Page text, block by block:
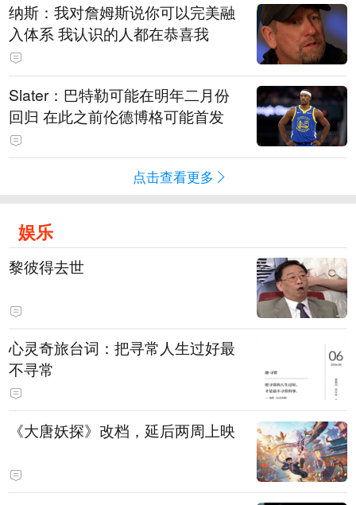
纳斯：我对詹姆斯说你可以完美融
入体系 我认识的人都在恭喜我
Slater：巴特勒可能在明年二月份
回归 在此之前伦德博格可能首发
点击查看更多
娱乐
黎彼得去世
心灵奇旅台词：把寻常人生过好最
不寻常
《大唐妖探》改档，延后两周上映